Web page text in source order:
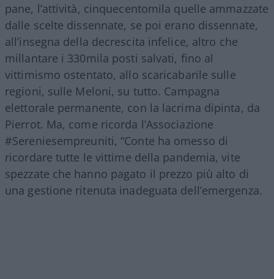
pane, l’attività, cinquecentomila quelle ammazzate
dalle scelte dissennate, se poi erano dissennate,
all’insegna della decrescita infelice, altro che
millantare i 330mila posti salvati, fino al
vittimismo ostentato, allo scaricabarile sulle
regioni, sulle Meloni, su tutto. Campagna
elettorale permanente, con la lacrima dipinta, da
Pierrot. Ma, come ricorda l’Associazione
#Sereniesempreuniti, “Conte ha omesso di
ricordare tutte le vittime della pandemia, vite
spezzate che hanno pagato il prezzo più alto di
una gestione ritenuta inadeguata dell’emergenza.